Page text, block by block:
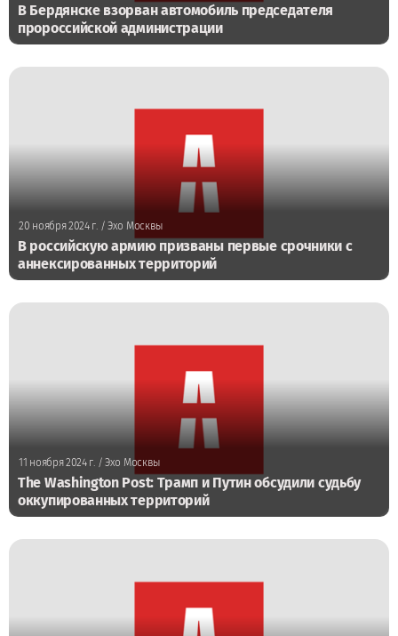
В Бердянске взорван автомобиль председателя
пророссийской администрации
20 ноября 2024 г./ Эхо Москвы
В российскую армию призваны первые срочники с
аннексированных территорий
11 ноября 2024 г./ Эхо Москвы
The Washington Post: Трамп и Путин обсудили судьбу
оккупированных территорий